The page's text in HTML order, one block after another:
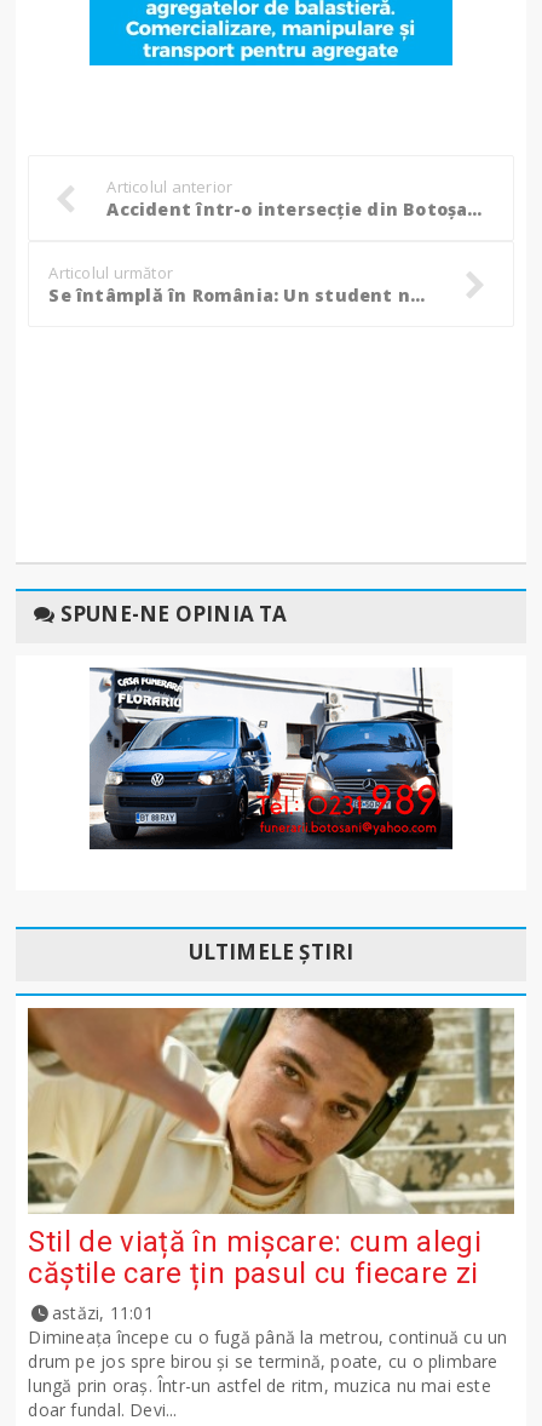
Articolul anterior
Accident într-o intersecție din Botoșani, o mașină a ajuns cu roțile în sus! (Foto)
Articolul următor
Se întâmplă în România: Un student nemulțumit de nota primită la examen i-a dat foc profesorului!
SPUNE-NE OPINIA TA
ULTIMELE ȘTIRI
Stil de viață în mișcare: cum alegi
căștile care țin pasul cu fiecare zi
astăzi, 11:01
Dimineața începe cu o fugă până la metrou, continuă cu un
drum pe jos spre birou și se termină, poate, cu o plimbare
lungă prin oraș. Într-un astfel de ritm, muzica nu mai este
doar fundal. Devi...